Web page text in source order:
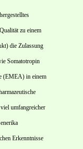
zu einem
die Zulassung
Somatotropin
(EMEA) in einem
umfangreicher
Erkenntnisse